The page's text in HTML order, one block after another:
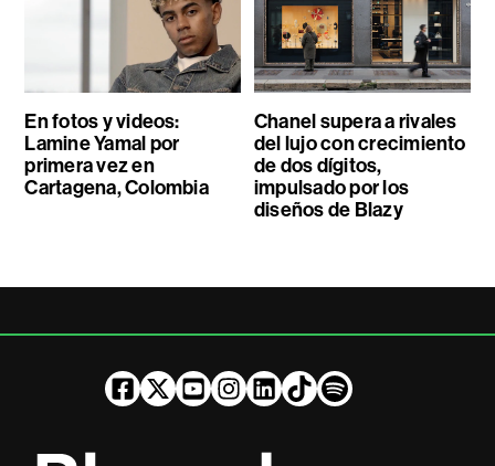
En fotos y videos:
Lamine Yamal por
primera vez en
Cartagena, Colombia
Chanel supera a rivales
del lujo con crecimiento
de dos dígitos,
impulsado por los
diseños de Blazy